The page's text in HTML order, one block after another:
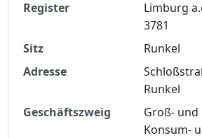
Finanzkennzahlen nach
Registrierung
Jetzt kostenlos
Register
Limburg
3781
Sitz
Runkel
Adresse
Runkel
Geschäftszweig
Groß- und
Konsum-